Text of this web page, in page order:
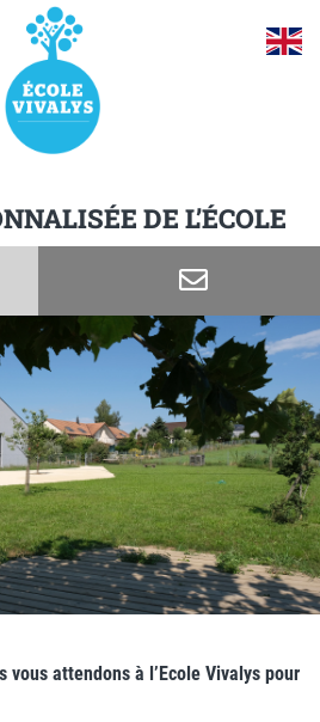
DE L’ÉCOLE
vous attendons à l’Ecole Vivalys pour